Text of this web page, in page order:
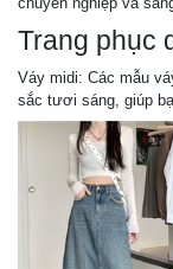
Trang phục
Váy midi: Các mẫu
sắc tươi sáng, giúp